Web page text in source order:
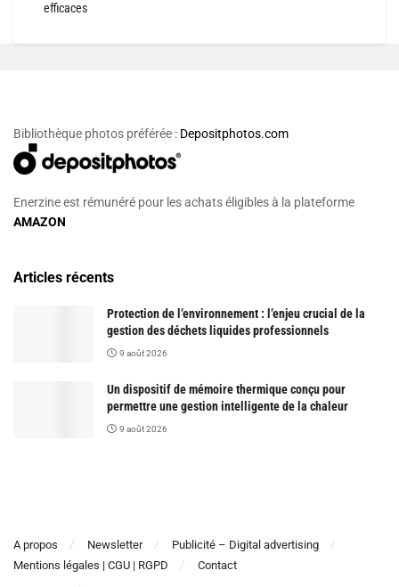
efficaces
Bibliothèque photos préférée : Depositphotos.com
Enerzine est rémunéré pour les achats éligibles à la plateforme
AMAZON
Articles récents
Protection de l’environnement : l’enjeu crucial de la
gestion des déchets liquides professionnels
9 août 2026
Un dispositif de mémoire thermique conçu pour
permettre une gestion intelligente de la chaleur
9 août 2026
A propos Newsletter
Publicité – Digital advertising
Mentions légales | CGU | RGPD
Contact